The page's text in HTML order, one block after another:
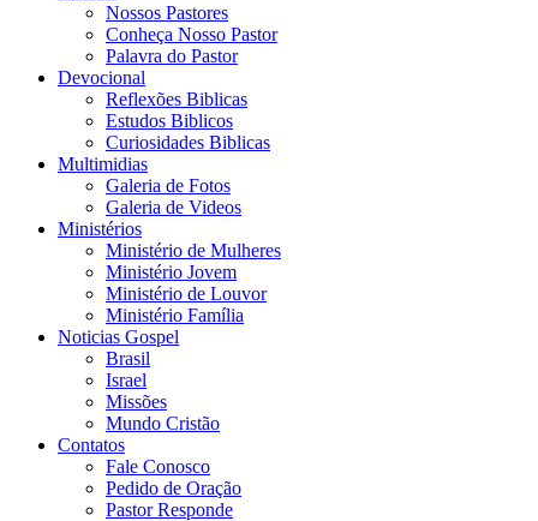
Nossos Pastores
Conheça Nosso Pastor
Palavra do Pastor
Devocional
Reflexões Biblicas
Estudos Biblicos
Curiosidades Biblicas
Multimidias
Galeria de Fotos
Galeria de Videos
Ministérios
Ministério de Mulheres
Ministério Jovem
Ministério de Louvor
Ministério Família
Noticias Gospel
Brasil
Israel
Missões
Mundo Cristão
Contatos
Fale Conosco
Pedido de Oração
Pastor Responde